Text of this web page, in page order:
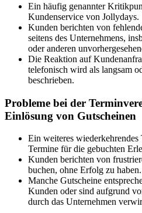
Ein häufig genannter
Kundenservice von Jollydays.
Kunden berichten von
seitens des Unternehmens,
oder anderen
Die Reaktion auf
telefonisch wird als langsam
beschrieben.
Probleme bei der
Einlösung von Gutscheinen
Ein weiteres
Termine für die gebuchten
Kunden berichten von
buchen, ohne Erfolg zu haben.
Manche Gutscheine
Kunden oder sind aufgrund
durch das Unternehmen